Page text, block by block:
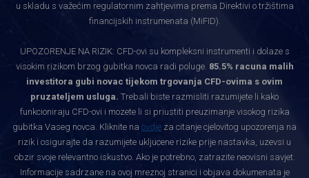
u skladu s važećim regulatornim zahtjevima prema Direktivi o tržištima
financijskih instrumenata (MiFID).
UPOZORENJE NA RIZIK: CFD-ovi su kompleksni instrumenti i dolaze s
visokim rizikom brzog gubitka novca radi poluge. 85.5% racuna malih
investitora gubi novac tijekom trgovanja CFD-ovima s ovim
pruzateljem usluga. Trebali biste razmisliti razumijete li kako
funkcioniraju CFD-ovi i mozete li si priustiti preuzimanje visokog rizika
gubitka Vaseg novca. Kliknite na ovdje za citanje cjelovitog upozorenja na
rizik i osigurajte da razumijete ukljucene rizike prije nastavka, uzevsi u
obzir svoje relevantno iskustvo. Ako je potrebno, zatrazite neovisni savjet.
Informacije sadrzane na ovoj mreznoj stranici i objava dokumenata je